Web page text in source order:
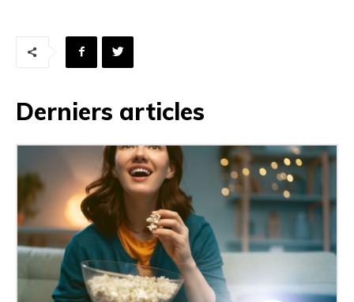
Derniers articles